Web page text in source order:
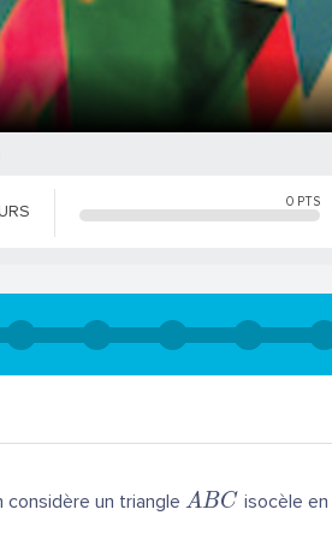
0 PTS
considère un triangleABC isocèle en